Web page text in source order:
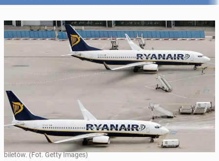
Szef Ryanaira zapewnił, że wzrost cen paliwa nie wpłynie na ceny
biletów. (Fot. Getty Images)